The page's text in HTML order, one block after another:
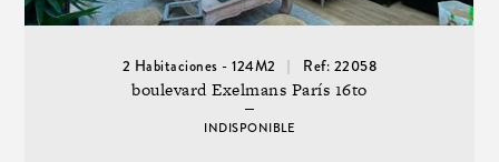
2 Habitaciones - 124M2 Ref: 22058
boulevard Exelmans París 16to
INDISPONIBLE